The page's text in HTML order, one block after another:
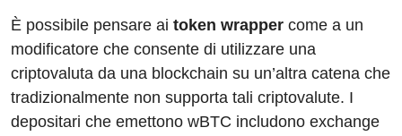
È possibile pensare ai token wrapper come a un
modificatore che consente di utilizzare una
criptovaluta da una blockchain su un’altra catena che
tradizionalmente non supporta tali criptovalute. I
depositari che emettono wBTC includono exchange